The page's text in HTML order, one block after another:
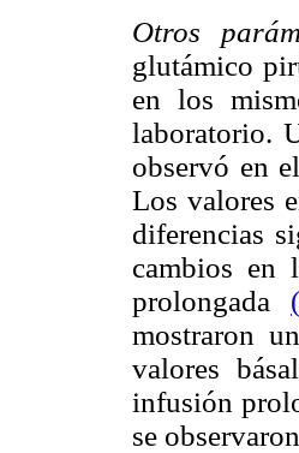
Otros
glutámico
en los
laboratorio.
observó en
Los valores
diferencias
cambios en
prolongada
mostraron
valores
infusión
se